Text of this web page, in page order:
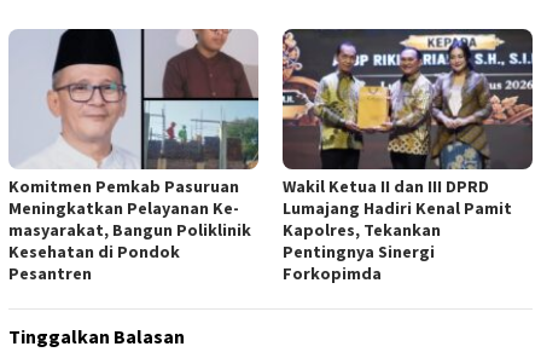
Komitmen Pemkab Pasuruan
Meningkatkan Pelayanan Ke-
masyarakat, Bangun Poliklinik
Kesehatan di Pondok
Pesantren
Wakil Ketua II dan III DPRD
Lumajang Hadiri Kenal Pamit
Kapolres, Tekankan
Pentingnya Sinergi
Forkopimda
Tinggalkan Balasan